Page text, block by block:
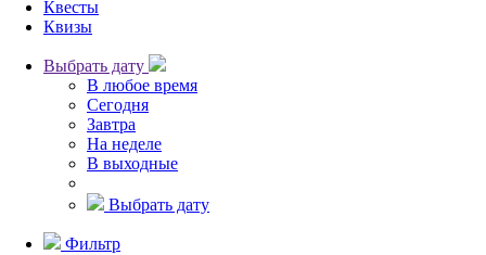
Квесты
Квизы
Выбрать дату
В любое время
Сегодня
Завтра
На неделе
В выходные
Выбрать дату
Фильтр